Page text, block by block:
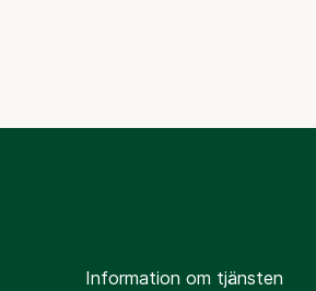
Information om tjänsten